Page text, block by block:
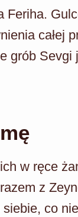
Feriha.
całej
grób Sevgi
w ręce
z
co